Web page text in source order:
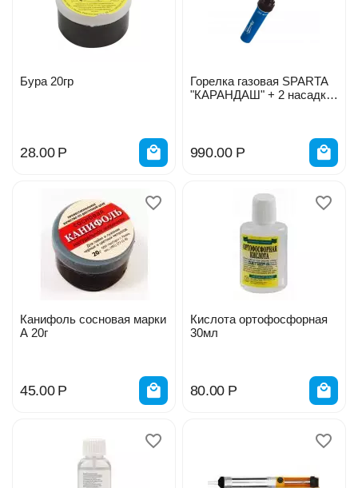
Бура 20гр
28.00 Р
Горелка газовая SPARTA
"КАРАНДАШ" + 2 насадк.
990.00 Р
Канифоль сосновая марки
А 20г
45.00 Р
Кислота ортофосфорная
30мл
80.00 Р